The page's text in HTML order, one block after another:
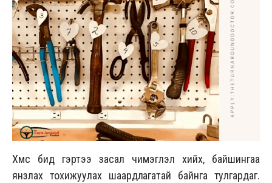
Хүмүүс бид гэртээ засал чимэглэл хийх, байшингаа
янзлах тохижуулах шаардлагатай байнга тулгардаг.